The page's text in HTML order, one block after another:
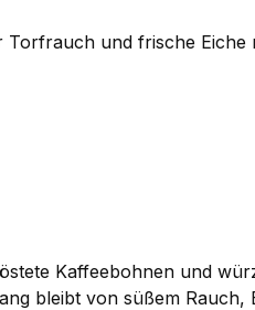
und frische
Kaffeebohnen und
bleibt von süßem